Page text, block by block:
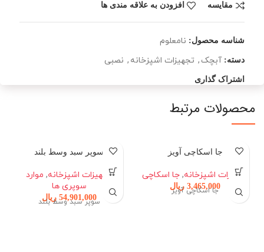
مقایسه افزودن به علاقه مندی ها
شناسه محصول: نامعلوم
دسته: آبچک , تجهیزات اشپزخانه , نصبی
اشتراک گذاری
محصولات مرتبط
جا اسکاچی آویز
تجهیزات اشپزخانه, جا اسکاچی
3,465,000 ریال
جا اسکاچی آویز
سوپر سبد وسط بلند
تجهیزات اشپزخانه, موارد
سوپری ها
54,901,000 ریال
سوپر سبد وسط بلند